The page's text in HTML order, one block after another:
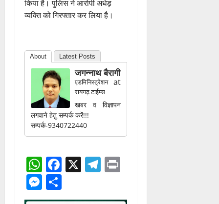
किया है। पुलिस ने आरोपी अधेड़
व्यक्ति को गिरफ्तार कर लिया है।
About Latest Posts
जगन्नाथ बैरागी
एडमिनिस्ट्रेशन at
रायगढ़ टाईम्स
खबर व विज्ञापन
लगवाने हेतु सम्पर्क करें!!!
सम्पर्क-9340722440
WhatsApp
Facebook
X Telegram
Messenger